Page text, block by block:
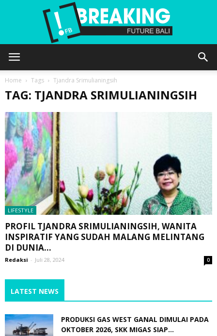
Home Tags Tjandra Srimulianingsih
TAG: TJANDRA SRIMULIANINGSIH
LIFESTYLE
PROFIL TJANDRA SRIMULIANINGSIH, WANITA
INSPIRATIF YANG SUDAH MALANG MELINTANG
DI DUNIA...
Redaksi - Juli 28, 2024 0
LATEST NEWS
PRODUKSI GAS WEST GANAL DIMULAI PADA
OKTOBER 2026, SKK MIGAS SIAP...